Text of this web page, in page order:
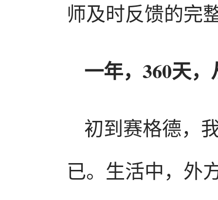
师及时反馈的完
一年，360天
初到赛格德，
已。生活中，外